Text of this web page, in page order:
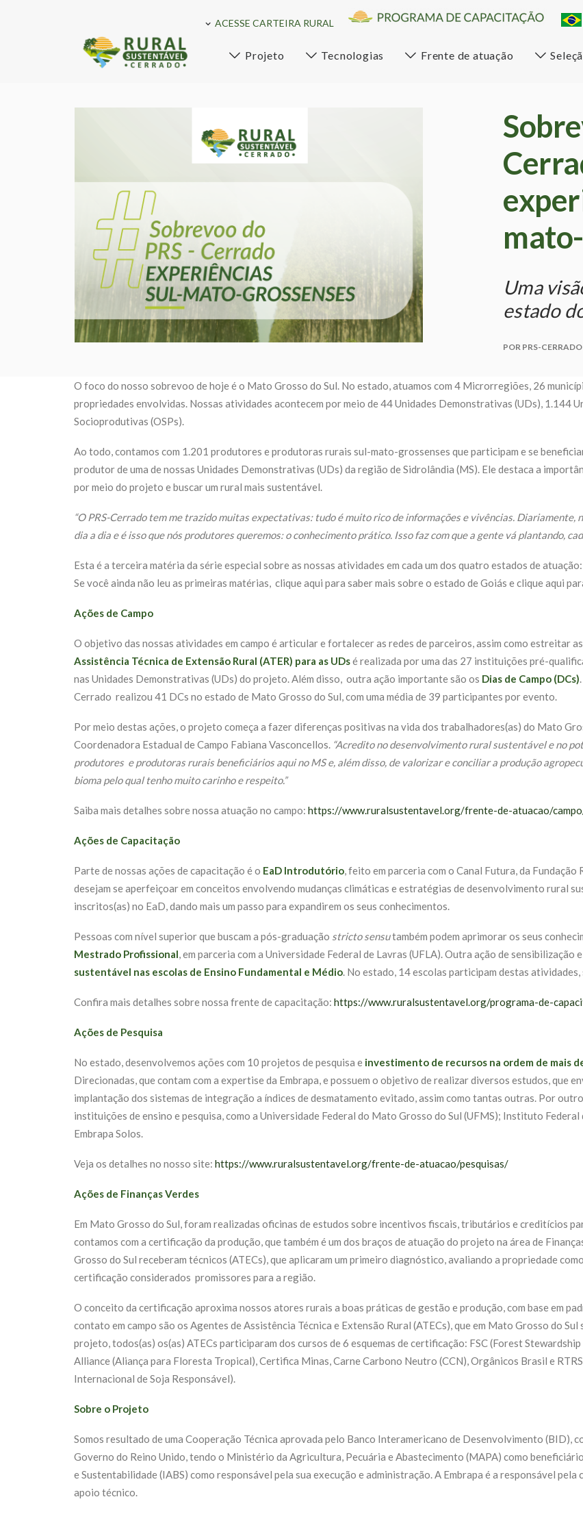
ACESSE CARTEIRA RURAL
Projeto Tecnologias Frente de atuação
Uma
estado
POR PRS-CERRADO
O foco do nosso sobrevoo de hoje é o Mato Grosso do Sul. No estado, atuamos com 4 Microrregiões, 26
propriedades envolvidas. Nossas atividades acontecem por meio de44 Unidades Demonstrativas (UDs), 1.144
Socioprodutivas (OSPs).
Ao todo, contamos com 1.201 produtores e produtoras rurais sul-mato-grossenses que participam e se
produtor de uma de nossas Unidades Demonstrativas (UDs) da região de Sidrolândia (MS). Ele destaca a
por meio do projeto e buscar um rural mais sustentável.
“O PRS-Cerrado tem me trazido muitas expectativas: tudo é muito rico de informações e vivências. Diariamente,
dia a dia e é isso que nós produtores queremos: o conhecimento prático. Isso faz com que a gente vá plantando,
Esta é a terceira matéria da série especial sobre as nossas atividades em cada um dos quatro estados de
Se você ainda não leu as primeiras matérias, clique aqui para saber mais sobre o estado de Goiás eclique aqui
Ações de Campo
O objetivo das nossas atividades em campo é articular e fortalecer as redes de parceiros, assim como estreitar
Assistência Técnica de Extensão Rural (ATER) para as UDsé realizada por uma das 27 instituições pré-
nas Unidades Demonstrativas (UDs) do projeto. Além disso, outra ação importante são os Dias de Campo (DCs)
Cerrado realizou 41 DCs no estado de Mato Grosso do Sul, com uma média de 39 participantes por evento.
Por meio destas ações, o projeto começa a fazer diferenças positivas na vida dos trabalhadores(as) do Mato
Coordenadora Estadual de Campo Fabiana Vasconcellos. “Acredito no desenvolvimento rural sustentável e no
produtores e produtoras rurais beneficiários aqui no MS e, além disso, de valorizar e conciliar a produção
bioma pelo qual tenho muito carinho e respeito.”
Saiba mais detalhes sobre nossa atuação no campo: https://www.ruralsustentavel.org/frente-de-atuacao/
Ações de Capacitação
Parte de nossas ações de capacitação é o EaD Introdutório, feito em parceria com o Canal Futura, da
desejam se aperfeiçoar em conceitos envolvendo mudanças climáticas e estratégias de desenvolvimento rural
inscritos(as) no EaD, dando mais um passo para expandirem os seus conhecimentos.
Pessoas com nível superior que buscam a pós-graduação stricto sensutambém podem aprimorar os seus
Mestrado Profissional, em parceria com a Universidade Federal de Lavras (UFLA). Outra ação de sensibilização
sustentável nas escolas de Ensino Fundamental e Médio. No estado, 14 escolas participam destas
Confira mais detalhes sobre nossa frente de capacitação: https://www.ruralsustentavel.org/programa-de-
Ações de Pesquisa
No estado, desenvolvemos ações com 10 projetos de pesquisa e investimento de recursos na ordem de mais
Direcionadas, que contam com a expertise da Embrapa, e possuem o objetivo de realizar diversos estudos, que
implantação dos sistemas de integração a índices de desmatamento evitado, assim como tantas outras. Por
instituições de ensino e pesquisa, como a Universidade Federal do Mato Grosso do Sul (UFMS); Instituto
Embrapa Solos.
Veja os detalhes no nosso site: https://www.ruralsustentavel.org/frente-de-atuacao/pesquisas/
Ações de Finanças Verdes
Em Mato Grosso do Sul, foram realizadas oficinas de estudos sobre incentivos fiscais, tributários e creditícios
contamos com a certificação da produção, que também é um dos braços de atuação do projeto na área de
Grosso do Sul receberam técnicos (ATECs), que aplicaram um primeiro diagnóstico, avaliando a propriedade
certificação considerados promissores para a região.
O conceito da certificação aproxima nossos atores rurais a boas práticas de gestão e produção, com base em
contato em campo são os Agentes de Assistência Técnica e Extensão Rural (ATECs), que em Mato Grosso do Sul
projeto, todos(as) os(as) ATECs participaram dos cursos de 6 esquemas de certificação: FSC (Forest
Alliance (Aliança para Floresta Tropical), Certifica Minas, Carne Carbono Neutro (CCN), Orgânicos Brasil e
Internacional de Soja Responsável).
Sobre o Projeto
Somos resultado de uma Cooperação Técnica aprovada pelo Banco Interamericano de Desenvolvimento (BID),
Governo do Reino Unido, tendo o Ministério da Agricultura, Pecuária e Abastecimento (MAPA) como
e Sustentabilidade (IABS) como responsável pela sua execução e administração. A Embrapa é a responsável
apoio técnico.